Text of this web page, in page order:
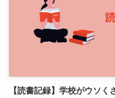
【読書記録】学校がウソ